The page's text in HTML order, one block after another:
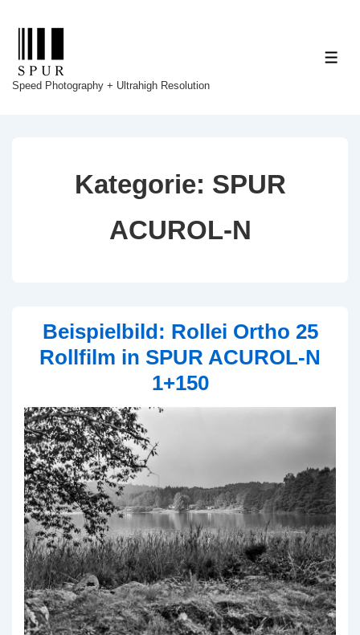
Zum
Speed Photography + Ultrahigh Resolution
Kategorie: SPUR
ACUROL-N
Beispielbild: Rollei Ortho 25
Rollfilm in SPUR ACUROL-N
1+150